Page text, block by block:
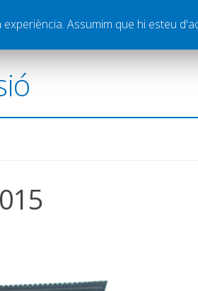
Graella Publicitat Contacte
Assumim que hi esteu